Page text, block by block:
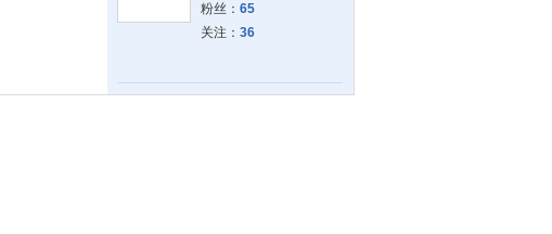
粉丝： 65
关注： 36